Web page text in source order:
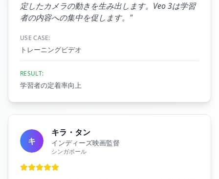
定したカメラの動きを生み出します。Veo 3は学習
者の内容への集中を促します。 "
USE CASE:
トレーニングビデオ
RESULT:
学習者の定着率向上
キ
キラ・タン
インディーズ映画監督
シンガポール